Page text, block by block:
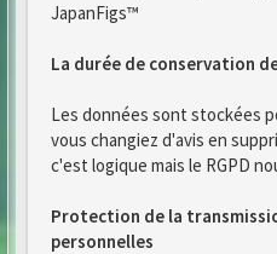
JapanFigs™
La durée de conservation
Les données sont stockées
vous changiez d'avis en
c'est logique mais le RGPD
Protection de la
personnelles